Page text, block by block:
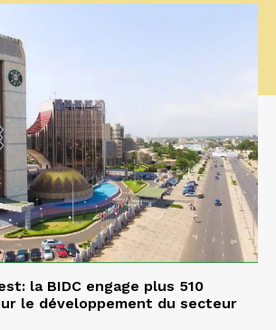
la BIDC engage plus 510
le développement du secteur